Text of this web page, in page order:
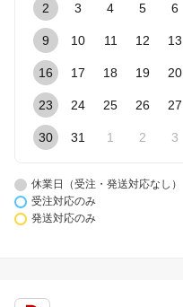
2 3 4 5 6
9 10 11 12 13
16 17 18 19 20
23 24 25 26 27
30 31 1 2 3
休業日（受注・発送対応なし）
受注対応のみ
発送対応のみ